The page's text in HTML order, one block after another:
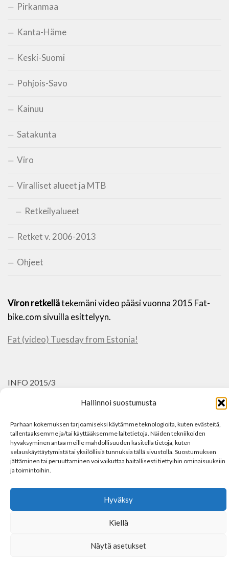
Hallinnoi suostumusta
Parhaan kokemuksen tarjoamiseksi käytämme teknologioita, kuten evästeitä,
tallentaaksemme ja/tai käyttääksemme laitetietoja. Näiden tekniikoiden
hyväksyminen antaa meille mahdollisuuden käsitellä tietoja, kuten
selauskäyttäytymistä tai yksilöllisiä tunnuksia tällä sivustolla. Suostumuksen
jättäminen tai peruuttaminen voi vaikuttaa haitallisesti tiettyihin ominaisuuksiin
ja toimintoihin.
Hyväksy
Kiellä
Näytä asetukset
Pirkanmaa
Kanta-Häme
Keski-Suomi
Pohjois-Savo
Kainuu
Satakunta
Viro
Viralliset alueet ja MTB
Retkeilyalueet
Retket v. 2006-2013
Ohjeet
Viron retkellätekemäni video pääsi vuonna 2015 Fat-
bike.com sivuilla esittelyyn.
Fat (video) Tuesday from Estonia!
INFO 2015/3
Vanhat retket näkyy vielä menussa (2006-2013), mutta
toiminnoista (galleriat) on pois käytöstä.
Pahoittelen ja kaikkea sellaista…